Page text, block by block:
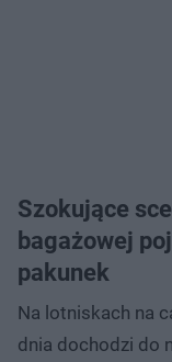
Szokujące
bagażowej
pakunek
Na lotniskach na
dnia dochodzi do